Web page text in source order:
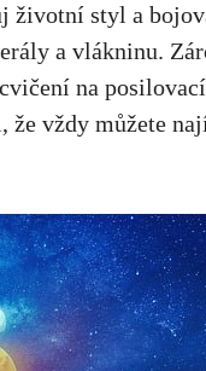
‌životní styl a
a⁤ vlákninu.⁢
na
vždy⁢ můžete